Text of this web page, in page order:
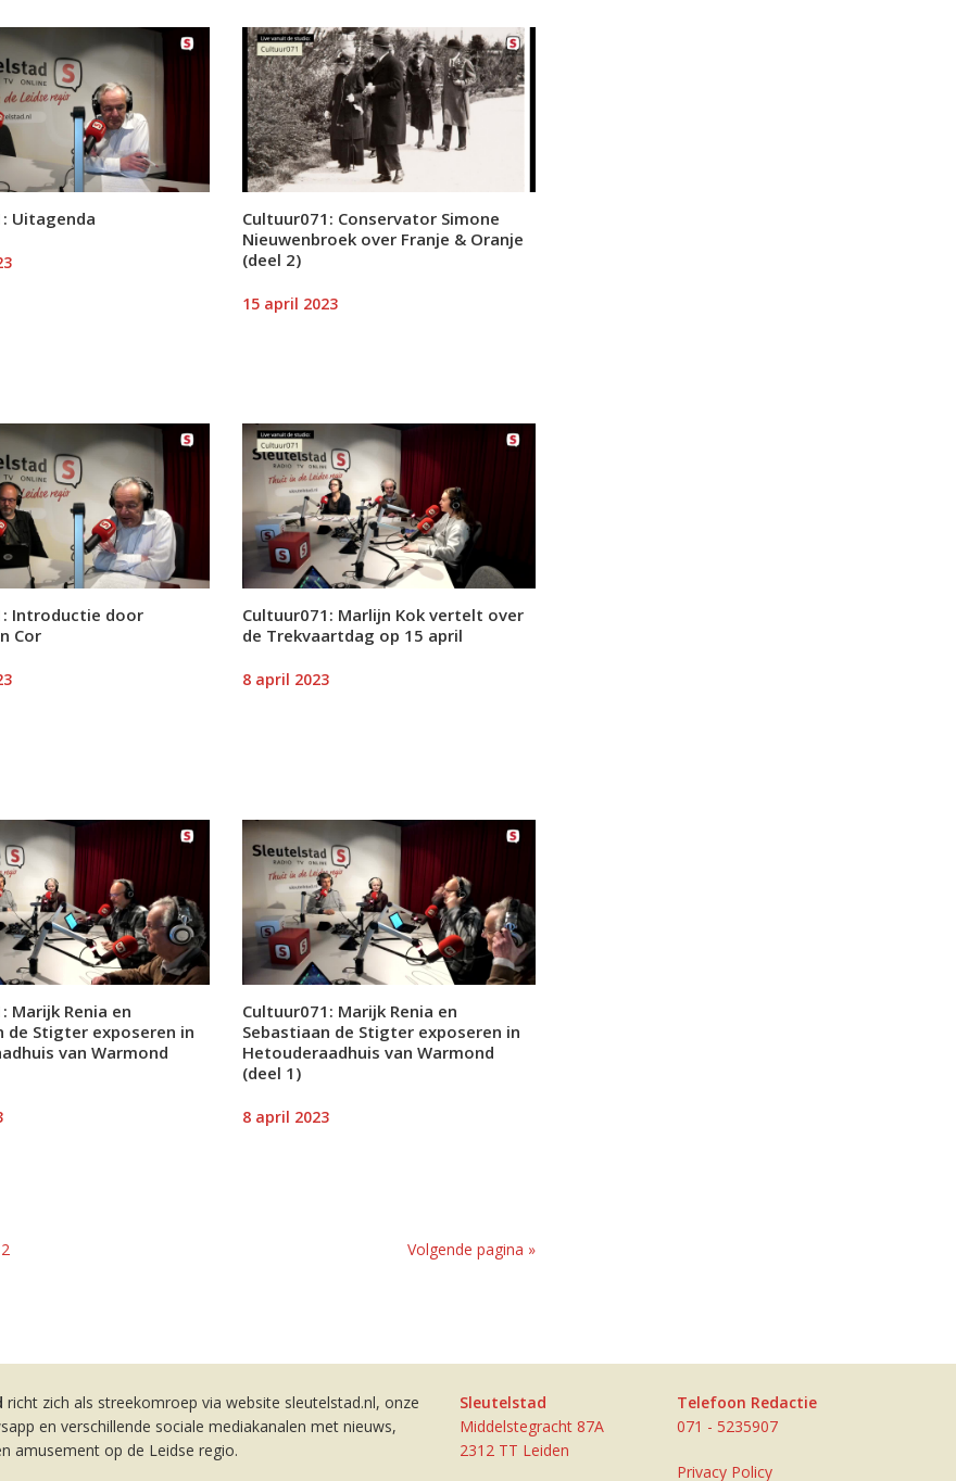
Uitagenda
Cultuur071: Conservator Simone
Nieuwenbroek over Franje & Oranje
(deel 2)
15 april 2023
Introductie door
Cor
Cultuur071: Marlijn Kok vertelt over
de Trekvaartdag op 15 april
8 april 2023
Marijk Renia en
de Stigter exposeren in
van Warmond
Cultuur071: Marijk Renia en
Sebastiaan de Stigter exposeren in
Hetouderaadhuis van Warmond
(deel 1)
8 april 2023
2 Volgende pagina »
richt zich als streekomroep via website sleutelstad.nl, onze
en verschillende sociale mediakanalen met nieuws,
amusement op de Leidse regio.
Sleutelstad
Middelstegracht 87A
2312 TT Leiden
Telefoon Redactie
071 - 5235907
Privacy Policy